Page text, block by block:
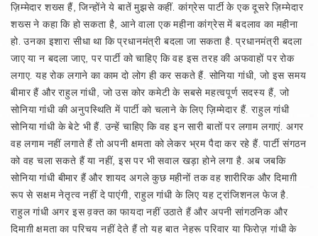
ज़िम्मेदार शख्स हैं, जिन्होंने ये बातें मुझसे कहीं. कांग्रेस पार्टी के एक दूसरे ज़िम्मेदार
शख्स ने कहा कि हो सकता है, आने वाला एक महीना कांग्रेस में बदलाव का महीना
हो. उनका इशारा सीधा था कि प्रधानमंत्री बदला जा सकता है. प्रधानमंत्री बदला
जाए या न बदला जाए, पर पार्टी को चाहिए कि वह इस तरह की अफवाहों पर रोक
लगाए. यह रोक लगाने का काम दो लोग ही कर सकते हैं. सोनिया गांधी, जो इस समय
बीमार हैं और राहुल गांधी, जो उस कोर कमेटी के सबसे महत्वपूर्ण सदस्य हैं, जो
सोनिया गांधी की अनुपस्थिति में पार्टी को चलाने के लिए ज़िम्मेदार हैं. राहुल गांधी
सोनिया गांधी के बेटे भी हैं. उन्हें चाहिए कि वह इन सारी बातों पर लगाम लगाएं. अगर
वह लगाम नहीं लगाते हैं तो अपनी क्षमता को लेकर भ्रम पैदा कर रहे हैं. पार्टी संगठन
को वह चला सकते हैं या नहीं, इस पर भी सवाल खड़ा होने लगा है. अब जबकि
सोनिया गांधी बीमार हैं और शायद अगले कुछ महीनों तक वह शारीरिक और दिमाग़ी
रूप से सक्षम नेतृत्व नहीं दे पाएंगी, राहुल गांधी के लिए यह ट्रांजिशनल फेज है.
राहुल गांधी अगर इस व़क्त का फायदा नहीं उठाते हैं और अपनी सांगठनिक और
दिमाग़ी क्षमता का परिचय नहीं देते हैं तो यह बात नेहरू परिवार या फिरोज़ गांधी के